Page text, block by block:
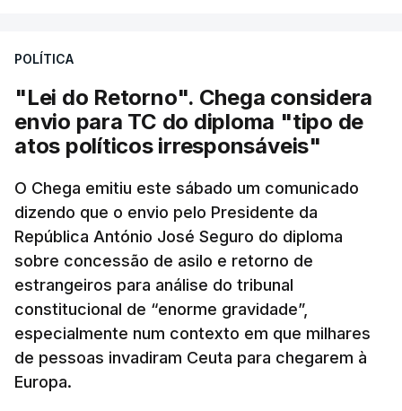
POLÍTICA
"Lei do Retorno". Chega considera
envio para TC do diploma "tipo de
atos políticos irresponsáveis"
O Chega emitiu este sábado um comunicado
dizendo que o envio pelo Presidente da
República António José Seguro do diploma
sobre concessão de asilo e retorno de
estrangeiros para análise do tribunal
constitucional de “enorme gravidade”,
especialmente num contexto em que milhares
de pessoas invadiram Ceuta para chegarem à
Europa.